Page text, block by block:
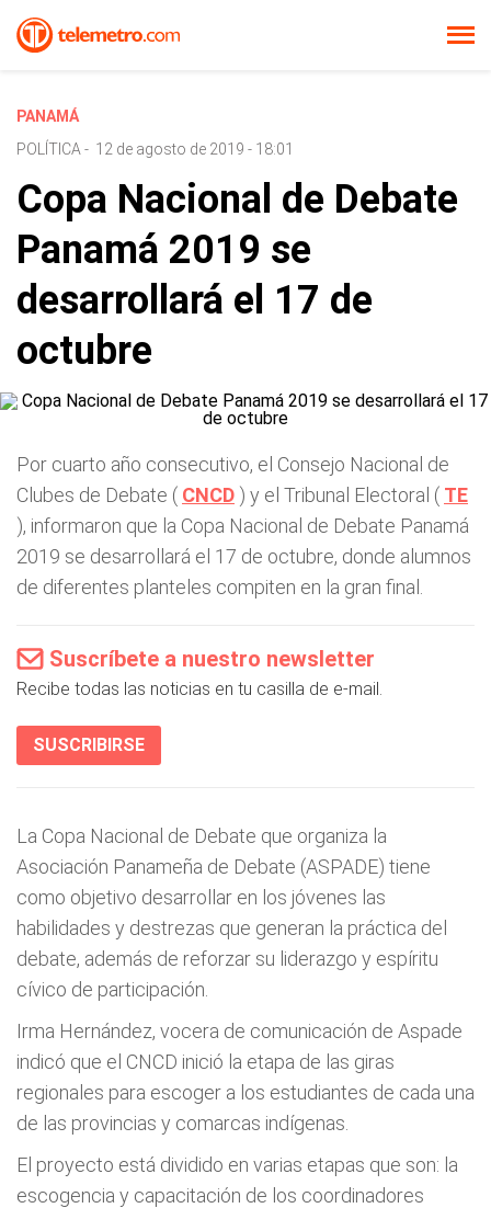
PANAMÁ
POLÍTICA - 12 de agosto de 2019 - 18:01
Copa Nacional de Debate
Panamá 2019 se
desarrollará el 17 de
octubre
Por cuarto año consecutivo, el Consejo Nacional de
Clubes de Debate ( CNCD ) y el Tribunal Electoral ( TE
), informaron que la Copa Nacional de Debate Panamá
2019 se desarrollará el 17 de octubre, donde alumnos
de diferentes planteles compiten en la gran final.
Suscríbete a nuestro newsletter
Recibe todas las noticias en tu casilla de e-mail.
SUSCRIBIRSE
La Copa Nacional de Debate que organiza la
Asociación Panameña de Debate (ASPADE) tiene
como objetivo desarrollar en los jóvenes las
habilidades y destrezas que generan la práctica del
debate, además de reforzar su liderazgo y espíritu
cívico de participación.
Irma Hernández, vocera de comunicación de Aspade
indicó que el CNCD inició la etapa de las giras
regionales para escoger a los estudiantes de cada una
de las provincias y comarcas indígenas.
El proyecto está dividido en varias etapas que son: la
escogencia y capacitación de los coordinadores